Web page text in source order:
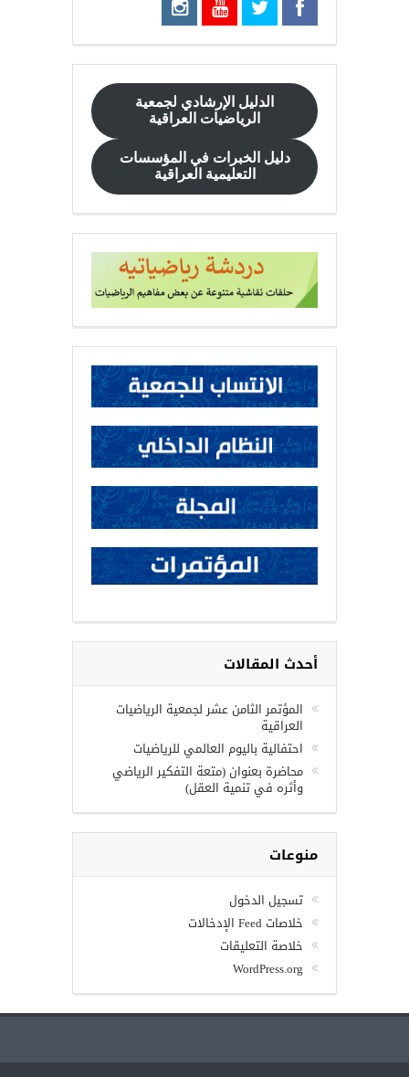
الدليل الإرشادي لجمعية
الرياضيات العراقية
دليل الخبرات في المؤسسات
التعليمية العراقية
أحدث المقالات
المؤتمر الثامن عشر لجمعية الرياضيات
العراقية
احتفالية باليوم العالمي للرياضيات
محاضرة بعنوان (متعة التفكير الرياضي
وأثره في تنمية العقل)
منوعات
تسجيل الدخول
خلاصات Feed الإدخالات
خلاصة التعليقات
WordPress.org